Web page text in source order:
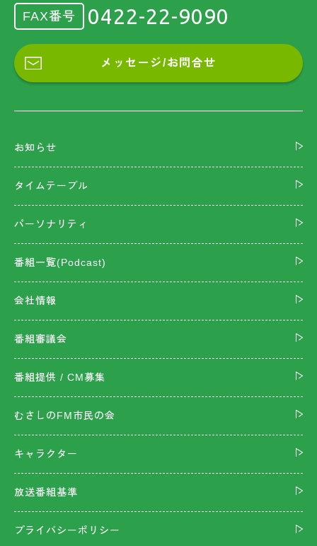
FAX番号 0422-22-9090
メッセージ/お問合せ
お知らせ
タイムテーブル
パーソナリティ
番組一覧(Podcast)
会社情報
番組審議会
番組提供 / CM募集
むさしのFM市民の会
キャラクター
放送番組基準
プライバシーポリシー